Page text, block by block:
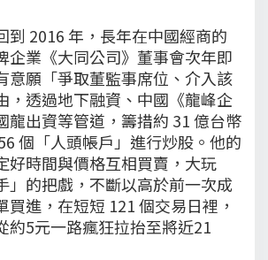
到 2016 年，長年在中國經商的
企業《大同公司》董事會次年即
意願「爭取董監事席位、介入該
，透過地下融資、中國《龍峰企
龍出資等管道，籌措約 31 億台幣
個「人頭帳戶」進行炒股。他的
好時間與價格互相買賣，大玩
」的把戲，不斷以高於前一次成
買進，在短短 121 個交易日裡，
約5元一路瘋狂拉抬至將近21